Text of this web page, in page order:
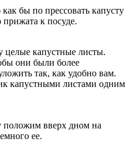
бы по прессовать капусту
прижата к посуде.
целые капустные листы.
они были более
так, как удобно вам.
капустными листами одним
положим вверх дном на
ее.